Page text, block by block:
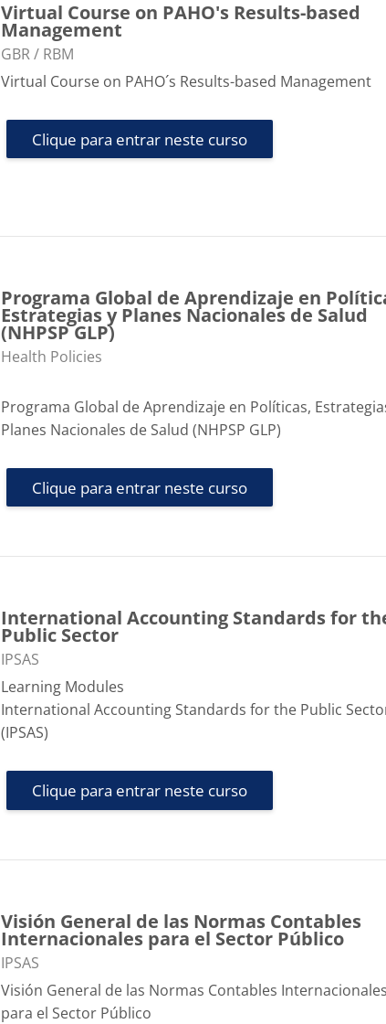
Virtual Course on PAHO's Results-based
Management
Categoria do curso
GBR / RBM
Virtual Course on PAHO´s Results-based Management
Clique para entrar neste curso
Programa Global de Aprendizaje en
Estrategias y Planes Nacionales de Salud
(NHPSP GLP)
Categoria do curso
Health Policies
Programa Global de Aprendizaje en Políticas,
Planes Nacionales de Salud (NHPSP GLP)
Clique para entrar neste curso
International Accounting Standards for
Public Sector
Categoria do curso
IPSAS
Learning Modules
International Accounting Standards for the Public
(IPSAS)
Clique para entrar neste curso
Visión General de las Normas Contables
Internacionales para el Sector Público
Categoria do curso
IPSAS
Visión General de las Normas Contables
para el Sector Público